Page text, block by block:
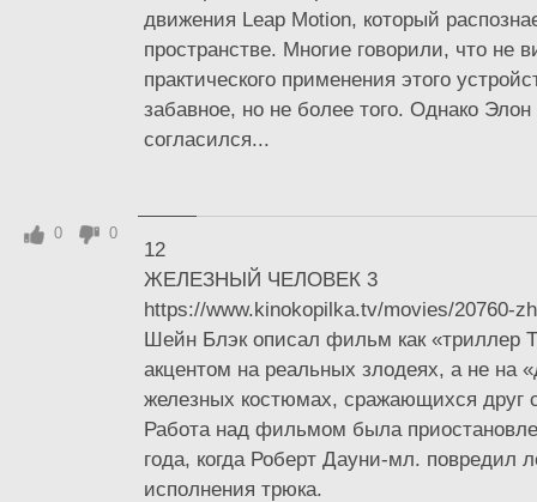
движения Leap Motion, который
пространстве. Многие говорили, что не
практического применения этого
забавное, но не более того. Однако
согласился...
12
ЖЕЛЕЗНЫЙ ЧЕЛОВЕК 3
https://www.kinokopilka.tv/movies/20760-
Шейн Блэк описал фильм как «триллер
акцентом на реальных злодеях, а не на
железных костюмах, сражающихся друг
Работа над фильмом была
года, когда Роберт Дауни-мл. повредил
исполнения трюка.
0 0